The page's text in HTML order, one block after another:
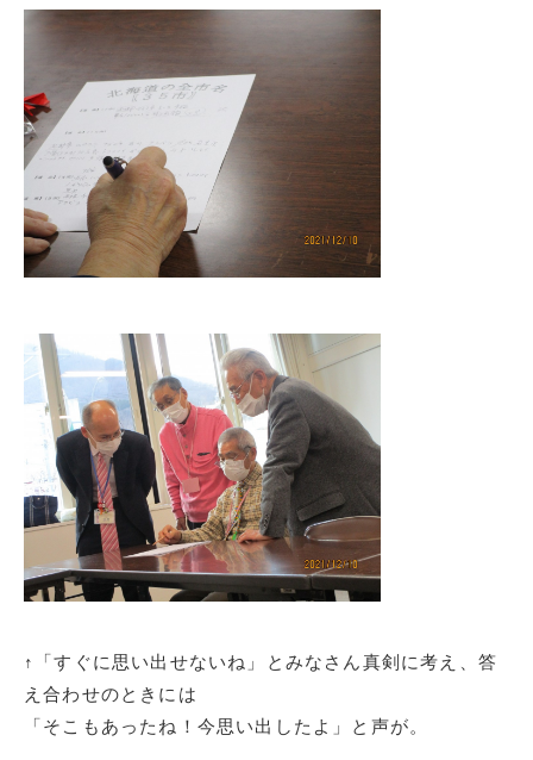
↑「すぐに思い出せないね」とみなさん真剣に考え、答
え合わせのときには
「そこもあったね！今思い出したよ」と声が。